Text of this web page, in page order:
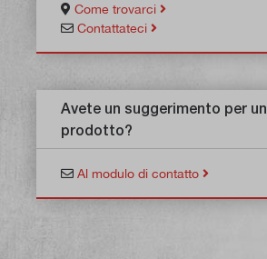
Come trovarci
Contattateci
Avete un suggerimento per un
prodotto?
Al modulo di contatto